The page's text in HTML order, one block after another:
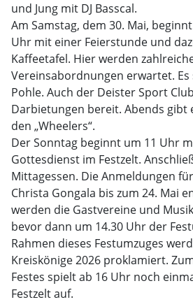
und Jung mit DJ Basscal.
Am Samstag, dem 30. Mai,
Uhr mit einer Feierstunde und
Kaffeetafel. Hier werden
Vereinsabordnungen erwartet.
Pohle. Auch der Deister Sport
Darbietungen bereit. Abends gibt
den „Wheelers“.
Der Sonntag beginnt um 11 Uhr
Gottesdienst im Festzelt.
Mittagessen. Die Anmeldungen
Christa Gongala bis zum 24. Mai
werden die Gastvereine und
bevor dann um 14.30 Uhr der
Rahmen dieses Festumzuges
Kreiskönige 2026 proklamiert.
Festes spielt ab 16 Uhr noch
Festzelt auf.